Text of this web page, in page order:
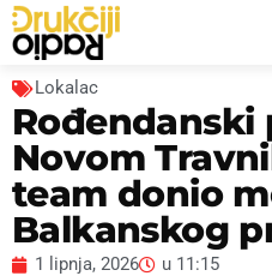
Lokalac
Rođendanski
Novom
team donio
Balkanskog
1 lipnja, 2026 u 11:15